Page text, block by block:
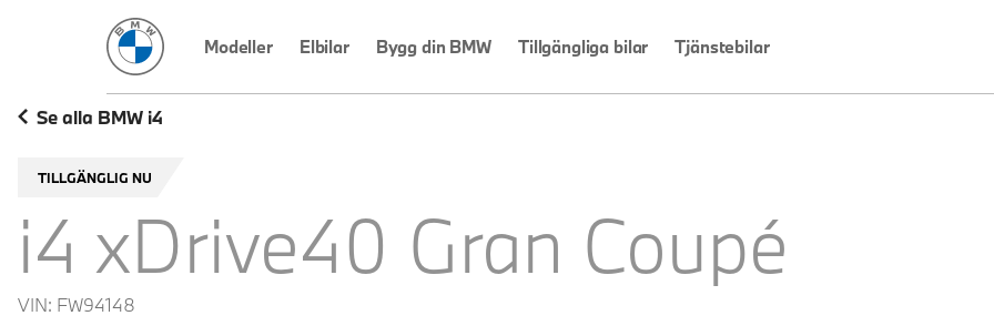
BMW Sverige
Modeller Elbilar Bygg din BMW Tillgängliga bilar Tjänstebilar
Se alla BMW i4
TILLGÄNGLIG NU
i4 xDrive40 Gran Coupé
VIN: FW94148